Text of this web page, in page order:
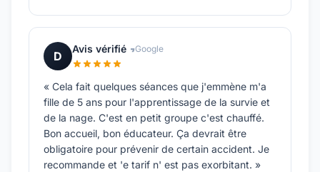
D
Avis vérifié Google
« Cela fait quelques séances que j'emmène m'a
fille de 5 ans pour l'apprentissage de la survie et
de la nage. C'est en petit groupe c'est chauffé.
Bon accueil, bon éducateur. Ça devrait être
obligatoire pour prévenir de certain accident. Je
recommande et 'e tarif n' est pas exorbitant. »